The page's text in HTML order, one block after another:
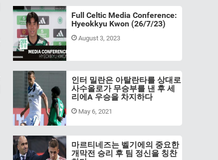
Full Celtic Media Conference:
Hyeokkyu Kwon (26/7/23)
August 3, 2023
인터 밀란은 아탈란타를 상대로
사수올로가 무승부를 낸 후 세
리에A 우승을 차지하다
May 6, 2021
마르티네즈는 벨기에의 중요한
개막전 승리 후 팀 정신을 칭찬